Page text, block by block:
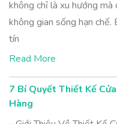
không chỉ là xu hướng mà
không gian sống hạn
tín
Read More
7 Bí Quyết Thiết Kế
Hàng